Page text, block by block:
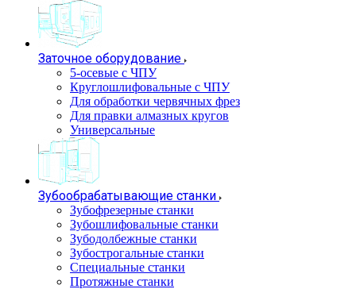
Заточное оборудование
5-осевые с ЧПУ
Круглошлифовальные с ЧПУ
Для обработки червячных фрез
Для правки алмазных кругов
Универсальные
Зубообрабатывающие станки
Зубофрезерные станки
Зубошлифовальные станки
Зубодолбежные станки
Зубострогальные станки
Специальные станки
Протяжные станки